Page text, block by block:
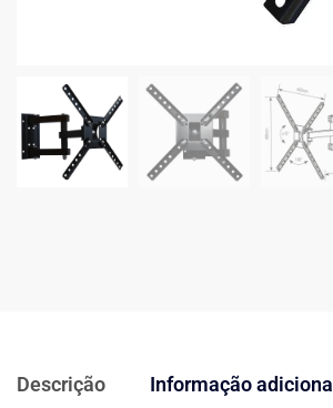
Descrição Informação adicional